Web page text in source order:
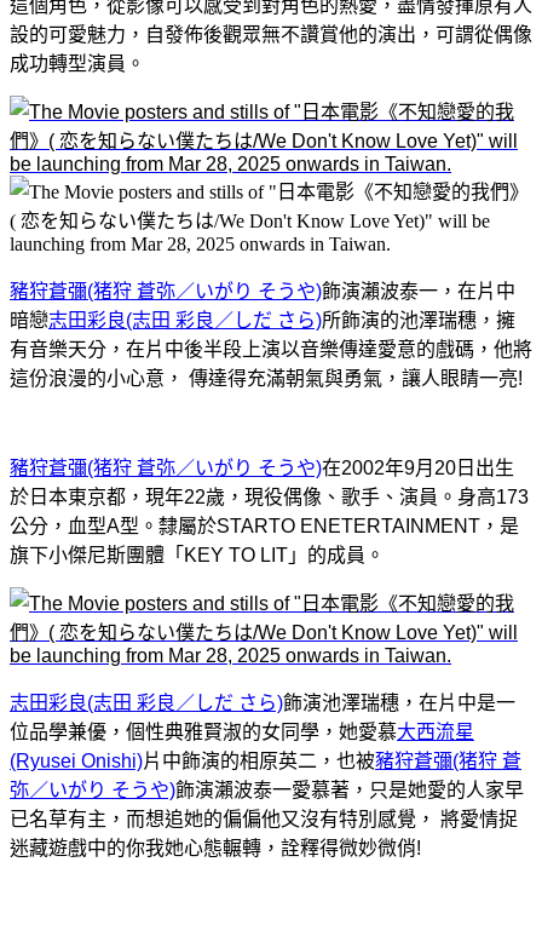
這個角色，從影像可以感受到對角色的熱愛，盡情發揮原有人
設的可愛魅力，自發佈後觀眾無不讚賞他的演出，可謂從偶像
成功轉型演員。
豬狩蒼彌(猪狩 蒼弥／いがり そうや)飾演瀨波泰一，在片中
暗戀志田彩良(志田 彩良／しだ さら)所飾演的池澤瑞穗，擁
有音樂天分，在片中後半段上演以音樂傳達愛意的戲碼，他將
這份浪漫的小心意， 傳達得充滿朝氣與勇氣，讓人眼睛一亮!
豬狩蒼彌(猪狩 蒼弥／いがり そうや)在2002年9月20日出生
於日本東京都，現年22歲，現役偶像、歌手、演員。身高173
公分，血型A型。隸屬於STARTO ENETERTAINMENT，是
旗下小傑尼斯團體「KEY TO LIT」的成員。
志田彩良(志田 彩良／しだ さら)飾演池澤瑞穗，在片中是一
位品學兼優，個性典雅賢淑的女同學，她愛慕大西流星
(Ryusei Onishi)片中飾演的相原英二，也被豬狩蒼彌(猪狩 蒼
弥／いがり そうや)飾演瀨波泰一愛慕著，只是她愛的人家早
已名草有主，而想追她的偏偏他又沒有特別感覺， 將愛情捉
迷藏遊戲中的你我她心態輾轉，詮釋得微妙微俏!